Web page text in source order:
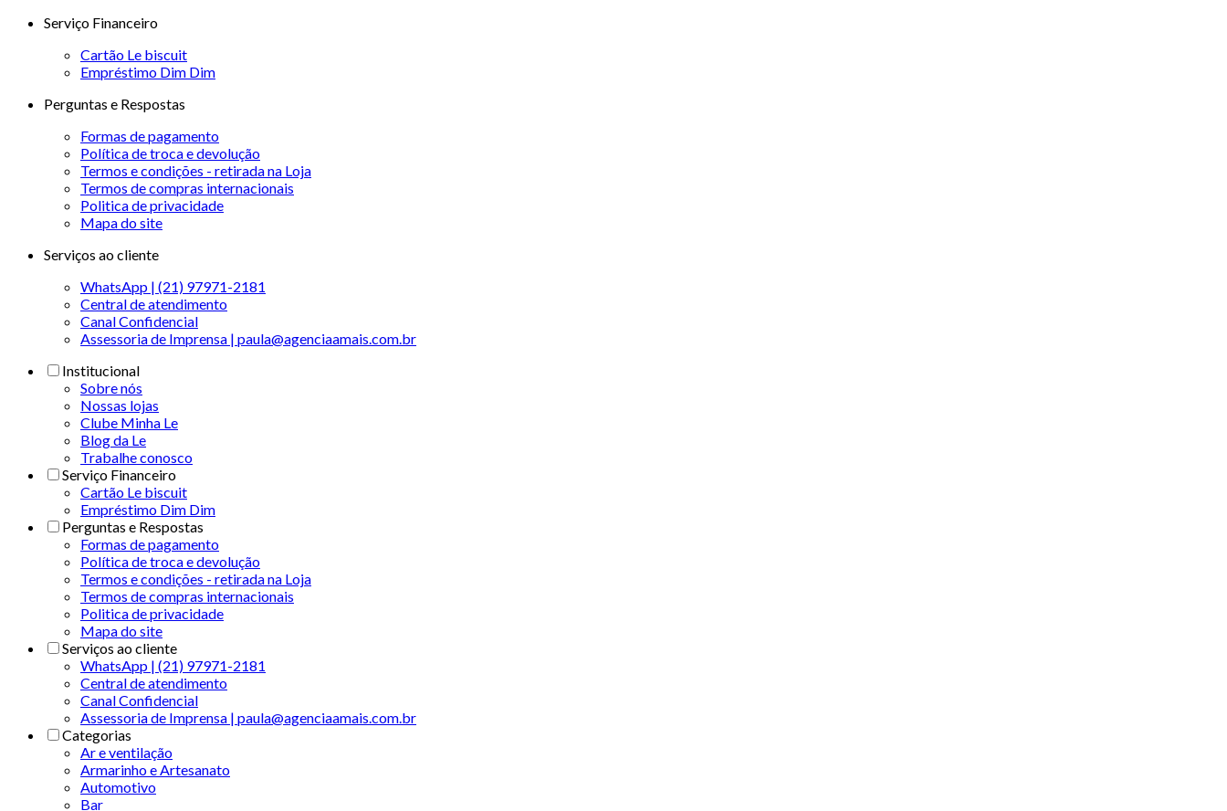
Serviço Financeiro
Cartão Le biscuit
Empréstimo Dim Dim
Perguntas e Respostas
Formas de pagamento
Política de troca e devolução
Termos e condições - retirada na Loja
Termos de compras internacionais
Politica de privacidade
Mapa do site
Serviços ao cliente
WhatsApp | (21) 97971-2181
Central de atendimento
Canal Confidencial
Assessoria de Imprensa | paula@agenciaamais.com.br
Institucional
Sobre nós
Nossas lojas
Clube Minha Le
Blog da Le
Trabalhe conosco
Serviço Financeiro
Cartão Le biscuit
Empréstimo Dim Dim
Perguntas e Respostas
Formas de pagamento
Política de troca e devolução
Termos e condições - retirada na Loja
Termos de compras internacionais
Politica de privacidade
Mapa do site
Serviços ao cliente
WhatsApp | (21) 97971-2181
Central de atendimento
Canal Confidencial
Assessoria de Imprensa | paula@agenciaamais.com.br
Categorias
Ar e ventilação
Armarinho e Artesanato
Automotivo
Bar